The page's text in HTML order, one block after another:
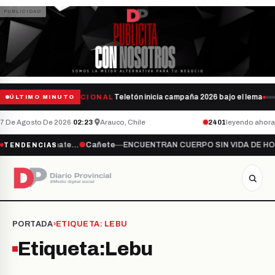
ÚLTIMO MINUTONACIONALTeletón inicia campaña 2026 bajo el lema
7 De Agosto De 2026·02:23· Arauco, Chile 2401leyendo ahora
TENDENCIAS
“Súmate…●Cañete—ENCUENTRAN CUERPO SIN VIDA DE HOMBRE
PORTADA›ETIQUETA: LEBU
Etiqueta:Lebu